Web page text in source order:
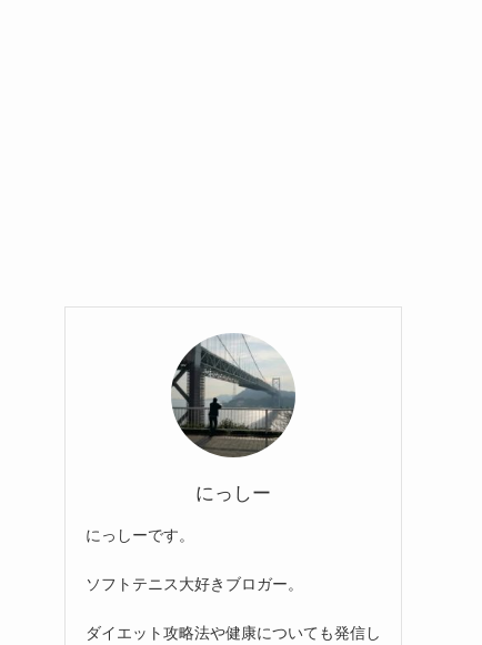
にっしー
にっしーです。
ソフトテニス大好きブロガー。
ダイエット攻略法や健康についても発信し